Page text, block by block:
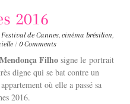
2016
Festival de Cannes,cinéma brésilien,
/ 0 Comments
Filho signe le portrait
digne qui se bat contre un
où elle a passé sa
2016.